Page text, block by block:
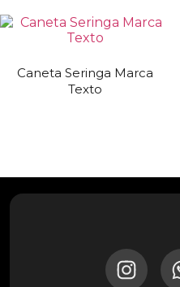
Caneta Seringa Marca
Texto